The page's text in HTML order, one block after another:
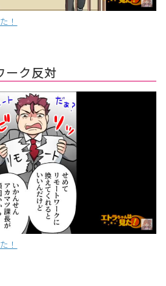
！
ーク反対
！